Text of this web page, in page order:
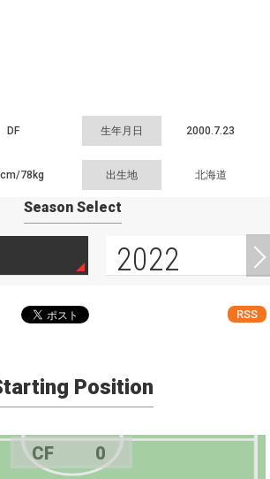
DF 生年月日 2000.7.23
78kg 出生地 北海道
Season Select
2022
RSS
Position
CF 0